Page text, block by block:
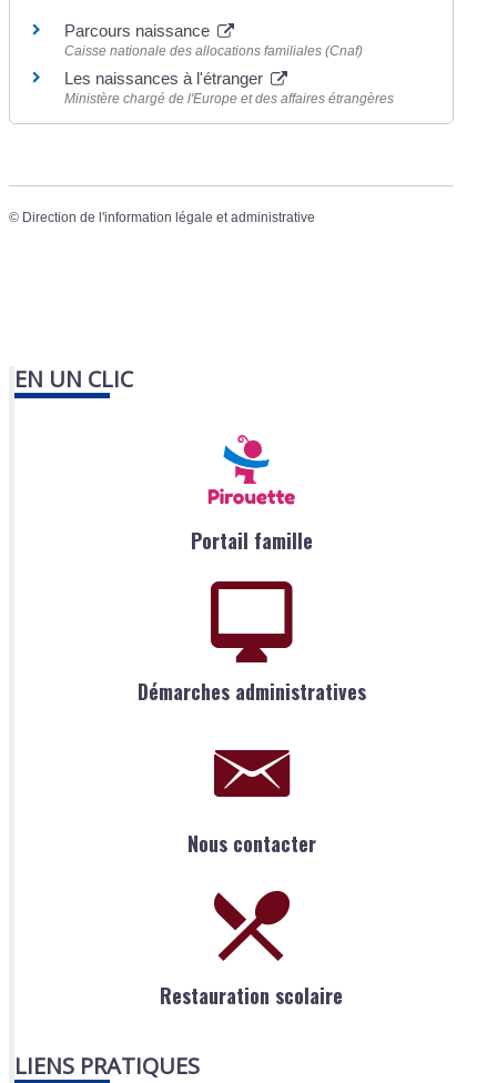
Parcours naissance
Caisse nationale des allocations familiales (Cnaf)
Les naissances à l'étranger
Ministère chargé de l'Europe et des affaires étrangères
© Direction de l'information légale et administrative
EN UN CLIC
Portail famille
Démarches administratives
Nous contacter
Restauration scolaire
LIENS PRATIQUES